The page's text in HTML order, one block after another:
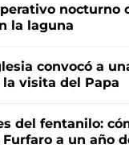
nocturno
la laguna
convocó a
visita del Papa
del fentanilo:
a un año